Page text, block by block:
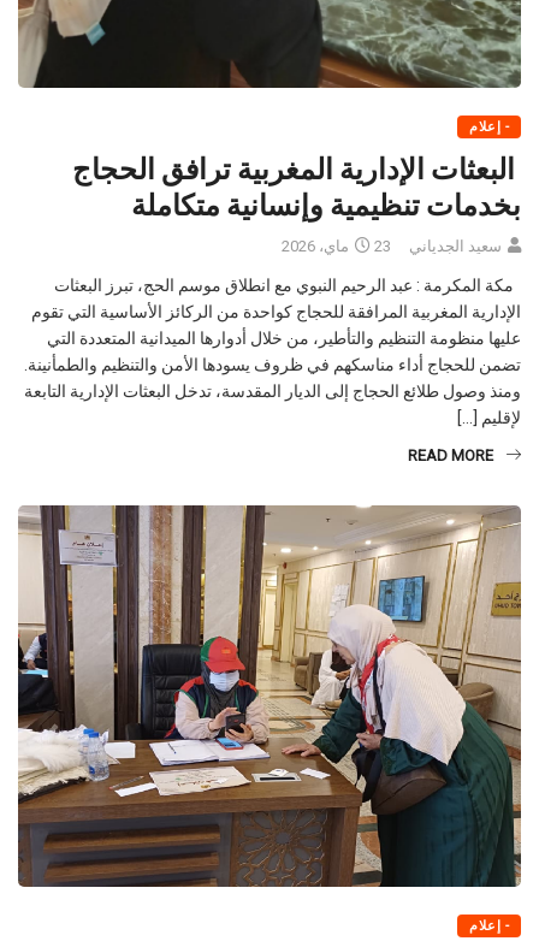
- إعلام
البعثات الإدارية المغربية ترافق الحجاج
بخدمات تنظيمية وإنسانية متكاملة
سعيد الجدياني 23 ماي، 2026
مكة المكرمة : عبد الرحيم النبوي مع انطلاق موسم الحج، تبرز البعثات
الإدارية المغربية المرافقة للحجاج كواحدة من الركائز الأساسية التي تقوم
عليها منظومة التنظيم والتأطير، من خلال أدوارها الميدانية المتعددة التي
تضمن للحجاج أداء مناسكهم في ظروف يسودها الأمن والتنظيم والطمأنينة.
ومنذ وصول طلائع الحجاج إلى الديار المقدسة، تدخل البعثات الإدارية التابعة
لإقليم […]
READ MORE
- إعلام